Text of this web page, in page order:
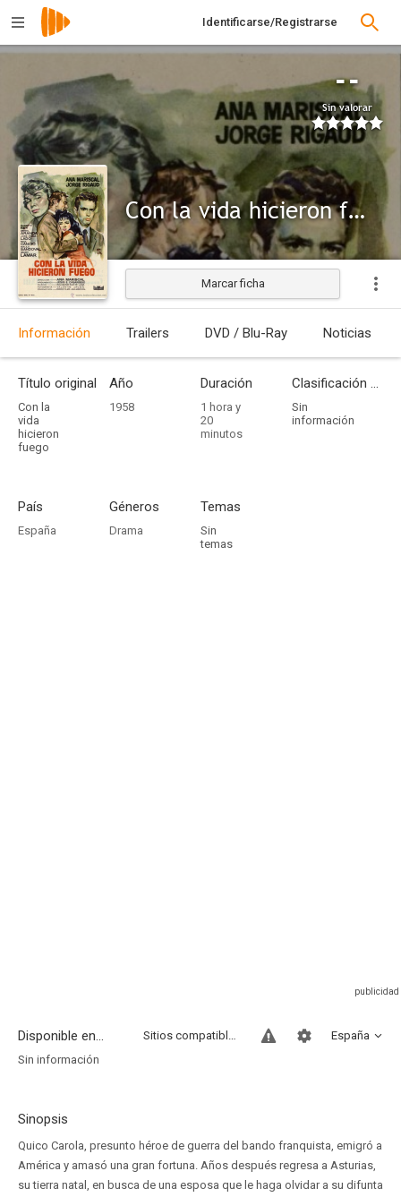
Identificarse/Registrarse
--
Sin valorar
Con la vida hicieron fuego
Marcar ficha
Información Trailers DVD / Blu-Ray Noticias
Título original
Con la
vida
hicieron
fuego
Año
1958
Duración
1 hora y
20
minutos
Clasificación por edades
Sin
información
País
España
Géneros
Drama
Temas
Sin
temas
Disponible en... España
Sitios compatibles
Sin información
Sinopsis
Quico Carola, presunto héroe de guerra del bando franquista, emigró a
América y amasó una gran fortuna. Años después regresa a Asturias,
su tierra natal, en busca de una esposa que le haga olvidar a su difunta